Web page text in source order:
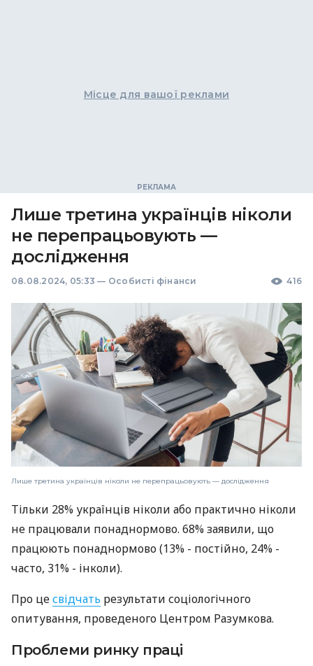
Місце для вашої реклами
Лише третина українців ніколи
не перепрацьовують —
дослідження
08.08.2024, 05:33 — Особисті фінанси 416
Лише третина українців ніколи не перепрацьовують — дослідження
Тільки 28% українців ніколи або практично ніколи
не працювали понаднормово. 68% заявили, що
працюють понаднормово (13% - постійно, 24% -
часто, 31% - інколи).
Про цесвідчать результати соціологічного
опитування, проведеного Центром Разумкова.
Проблеми ринку праці